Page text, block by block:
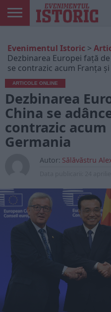
ONLINE
EDIȚII
TIPĂRITE
ISTORIC
PLAY
CONTUL
MEU
Evenimentul Istoric >
Dezbinarea Europei față
se contrazic acum Franța
ARTICOLE ONLINE
Dezbinarea
China se
contrazic acum
Germania
Autor: Sălăvăstru